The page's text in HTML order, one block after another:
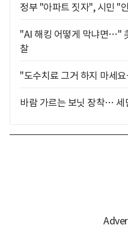
정부 "아파트 짓자", 시민 "
"AI 해킹 어떻게 막냐면…"
찰
"도수치료 그거 하지 마세
바람 가르는 보닛 장착… 세